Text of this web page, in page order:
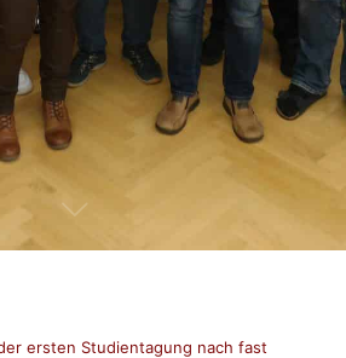
ersten Studientagung nach fast